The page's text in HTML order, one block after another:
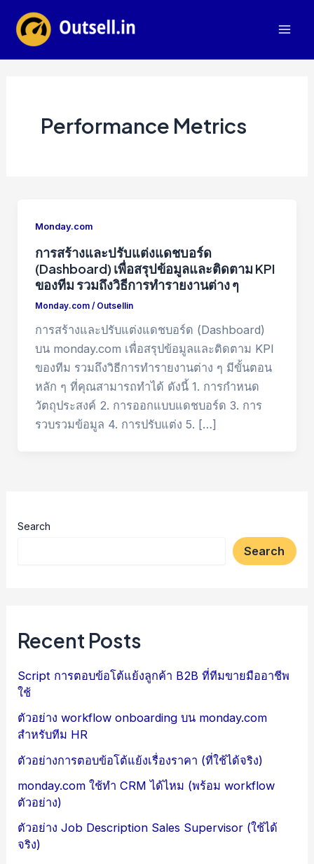
content
Performance Metrics
Monday.com
การสร้างและปรับแต่งแดชบอร์ด
(Dashboard) เพื่อสรุปข้อมูลและติดตาม KPI
ของทีม รวมถึงวิธีการทำรายงานต่าง ๆ
Monday.com/ Outsellin
การสร้างและปรับแต่งแดชบอร์ด (Dashboard)
บน monday.com เพื่อสรุปข้อมูลและติดตาม KPI
ของทีม รวมถึงวิธีการทำรายงานต่าง ๆ มีขั้นตอน
หลัก ๆ ที่คุณสามารถทำได้ ดังนี้ 1. การกำหนด
วัตถุประสงค์ 2. การออกแบบแดชบอร์ด 3. การ
รวบรวมข้อมูล 4. การปรับแต่ง 5. […]
Search
Search
Recent Posts
Script การตอบข้อโต้แย้งลูกค้า B2B ที่ทีมขายมืออาชีพ
ใช้
ตัวอย่าง workflow onboarding บน monday.com
สำหรับทีม HR
ตัวอย่างการตอบข้อโต้แย้งเรื่องราคา (ที่ใช้ได้จริง)
monday.com ใช้ทำ CRM ได้ไหม (พร้อม workflow
ตัวอย่าง)
ตัวอย่าง Job Description Sales Supervisor (ใช้ได้
จริง)